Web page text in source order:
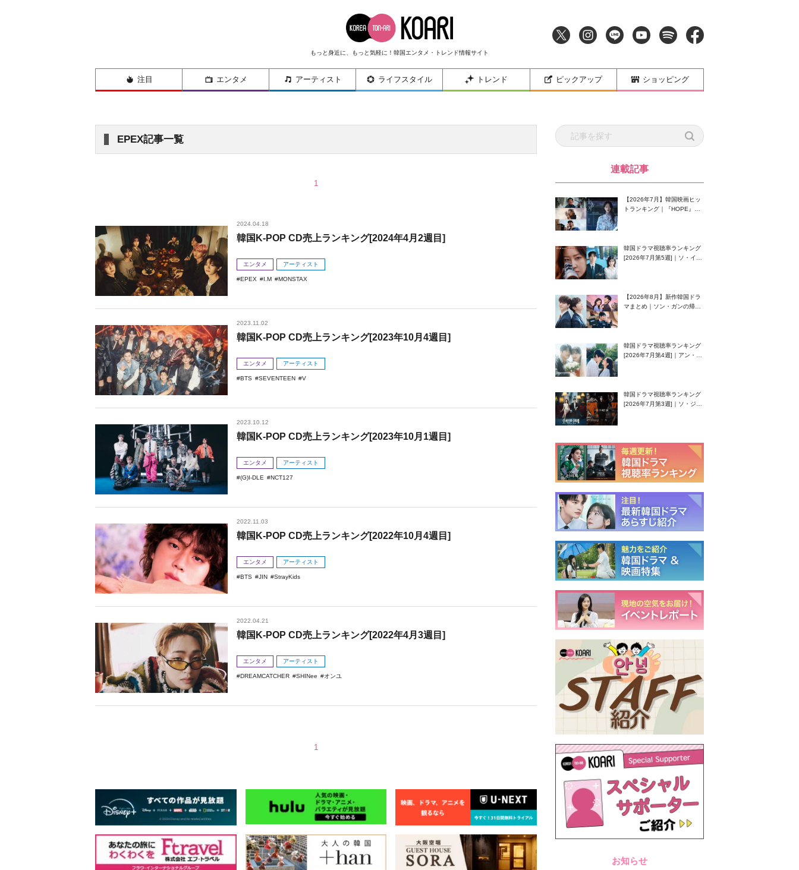
もっと身近に、もっと気軽に！韓国エンタメ・トレンド情報サイト
注目 エンタメ アーティスト ライフスタイル トレンド ピックアップ ショッピング
EPEX記事一覧
1
2024.04.18
韓国K-POP CD売上ランキング[2024年4月2週目]
エンタメ アーティスト
EPEX I.M MONSTAX
2023.11.02
韓国K-POP CD売上ランキング[2023年10月4週目]
エンタメ アーティスト
BTS SEVENTEEN V
2023.10.12
韓国K-POP CD売上ランキング[2023年10月1週目]
エンタメ アーティスト
(G)I-DLE NCT127
2022.11.03
韓国K-POP CD売上ランキング[2022年10月4週目]
エンタメ アーティスト
BTS JIN StrayKids
2022.04.21
韓国K-POP CD売上ランキング[2022年4月3週目]
エンタメ アーティスト
DREAMCATCHER SHINee オンユ
1
連載記事
【2026年7月】韓国映画ヒッ
トランキング｜『HOPE』が
韓国ドラマ視聴率ランキング
[2026年7月第5週]｜ソ・イン
【2026年8月】新作韓国ドラ
マまとめ｜ソン・ガンの帰
韓国ドラマ視聴率ランキング
[2026年7月第4週]｜アン・ヒ
韓国ドラマ視聴率ランキング
[2026年7月第3週]｜ソ・ジソ
お知らせ